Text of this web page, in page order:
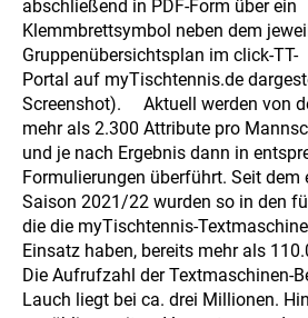
abschließend in PDF-Form über ein
Klemmbrettsymbol neben dem
Gruppenübersichtsplan im click-TT-
Portal auf myTischtennis.de
Screenshot).
Aktuell werden von
mehr als 2.300 Attribute pro
und je nach Ergebnis dann in
Formulierungen überführt. Seit dem
Saison 2021/22 wurden so in den
die die myTischtennis-
Einsatz haben, bereits mehr als
Die Aufrufzahl der Textmaschinen-
Lauch liegt bei ca. drei Millionen.